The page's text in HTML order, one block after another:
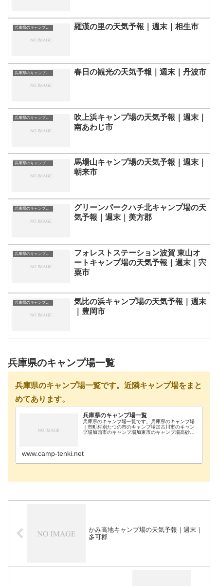
兵庫県のキャンプ場一覧 羅漢の里の天気予報｜週末｜相生市
兵庫県のキャンプ場一覧 春日の観光の天気予報｜週末｜丹波市
兵庫県のキャンプ場一覧
吹上浜キャンプ場の天気予報｜週末｜
南あわじ市
兵庫県のキャンプ場一覧
馬場山キャンプ場の天気予報｜週末｜
朝来市
兵庫県のキャンプ場一覧
グリーンパークハチ北キャンプ場の天
気予報｜週末｜美方郡
兵庫県のキャンプ場一覧
フォレストステーション波賀 東山オ
ートキャンプ場の天気予報｜週末｜宍
粟市
兵庫県のキャンプ場一覧
気比の浜キャンプ場の天気予報｜週末
｜豊岡市
兵庫県のキャンプ場一覧
兵庫県のキャンプ場一覧です。近隣キャンプ場をまと
めてあります。
兵庫県のキャンプ場一覧
兵庫県のキャンプ場一覧です。兵庫県のキャンプ場
｜市町村別たつの市のキャンプ場加古川市のキャン
プ場加西市のキャンプ場加東市のキャンプ場高砂市
www.camp-tenki.net
かみ高地キャンプ場の天気予報｜週末｜
多可郡